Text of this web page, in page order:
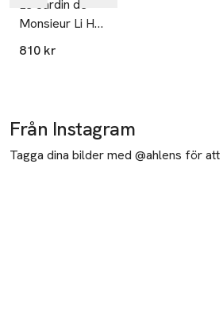
Le Jardin de
Monsieur Li Hair
and body
810 kr
Från Instagram
Tagga dina bilder med @ahlens för